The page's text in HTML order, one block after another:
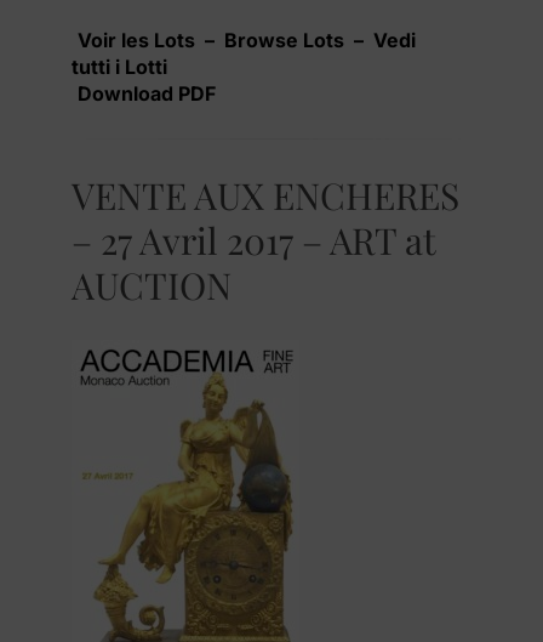
Voir les Lots – Browse Lots – Vedi
tutti i Lotti
Download PDF
VENTE AUX ENCHERES
– 27 Avril 2017 – ART at
AUCTION